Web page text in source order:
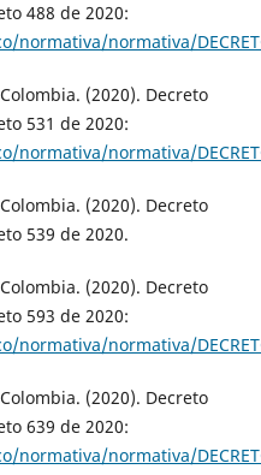
488 de 2020:
normativa/
(2020). Decreto
531 de 2020:
normativa/
(2020). Decreto
539 de 2020.
(2020). Decreto
593 de 2020:
normativa/
(2020). Decreto
639 de 2020:
normativa/